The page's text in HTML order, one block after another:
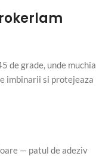
de grade, unde muchia
imbinarii si protejeaza
— patul de adeziv